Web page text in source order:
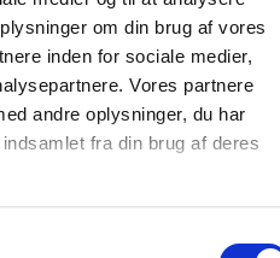
om din brug af vores
inden for sociale medier,
Vores partnere
andre oplysninger, du har
fra din brug af deres
Submit